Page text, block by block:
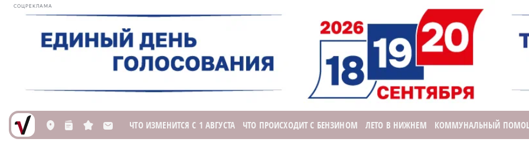
СОЦРЕКЛАМА
L n s M ЧТО ИЗМЕНИТСЯ С 1 АВГУСТА ЧТО ПРОИСХОДИТ С БЕНЗИНОМ ЛЕТО В НИЖНЕМ КОММУНАЛЬНЫЙ